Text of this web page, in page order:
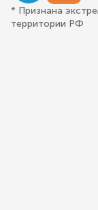
* Признана
территории РФ